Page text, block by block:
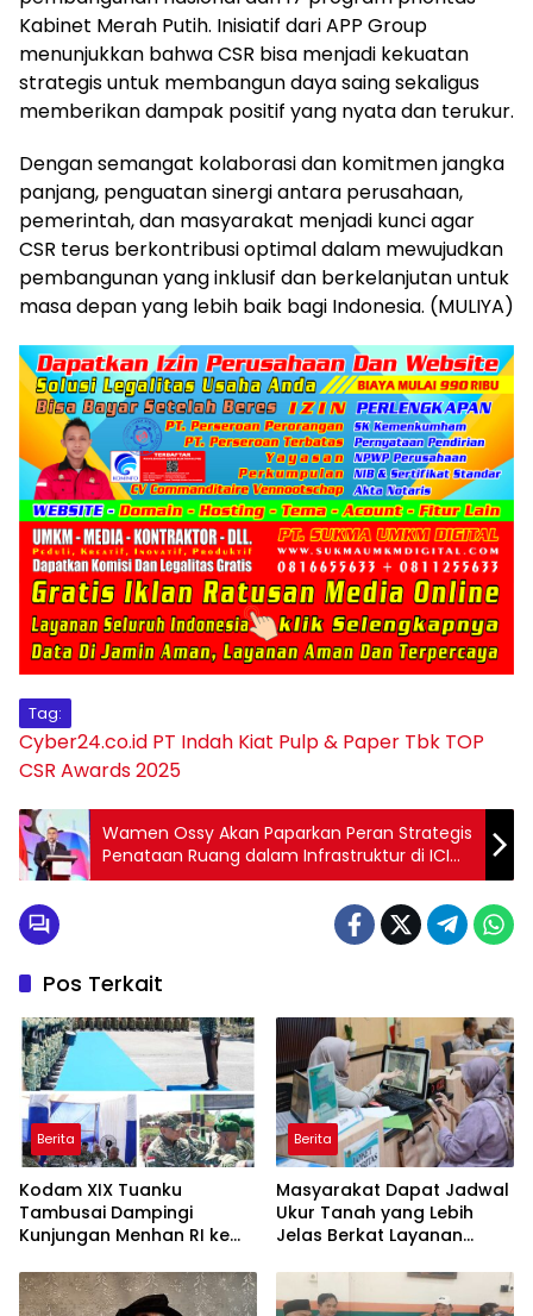
Kabinet Merah Putih. Inisiatif dari APP Group
menunjukkan bahwa CSR bisa menjadi kekuatan
strategis untuk membangun daya saing sekaligus
memberikan dampak positif yang nyata dan terukur.
Dengan semangat kolaborasi dan komitmen jangka
panjang, penguatan sinergi antara perusahaan,
pemerintah, dan masyarakat menjadi kunci agar
CSR terus berkontribusi optimal dalam mewujudkan
pembangunan yang inklusif dan berkelanjutan untuk
masa depan yang lebih baik bagi Indonesia. (MULIYA)
Tag:
Cyber24.co.id PT Indah Kiat Pulp & Paper Tbk TOP
CSR Awards 2025
Wamen Ossy Akan Paparkan Peran Strategis
Penataan Ruang dalam Infrastruktur di ICI
2025
Pos Terkait
Berita
Kodam XIX Tuanku
Tambusai Dampingi
Kunjungan Menhan RI ke
Perkuat Pembangunan
Satuan
Berita
Masyarakat Dapat Jadwal
Ukur Tanah yang Lebih
Jelas Berkat Layanan